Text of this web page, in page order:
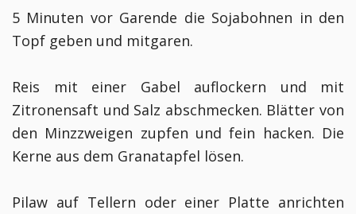
5 Minuten vor Garende die Sojabohnen in den
Topf geben und mitgaren.
Reis mit einer Gabel auflockern und mit
Zitronensaft und Salz abschmecken. Blätter von
den Minzzweigen zupfen und fein hacken. Die
Kerne aus dem Granatapfel lösen.
Pilaw auf Tellern oder einer Platte anrichten